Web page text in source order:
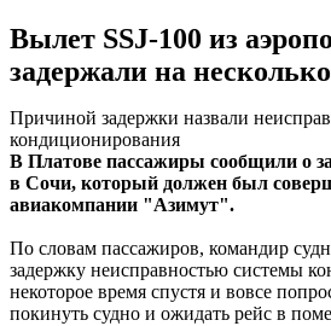
Вылет SSJ-100 из
задержали на
Причиной задержки назвали
кондиционирования
В Платове пассажиры сообщили о
в Сочи, который должен был
авиакомпании "Азимут".
По словам пассажиров, командир
задержку неисправностью системы
некоторое время спустя и вовсе
покинуть судно и ожидать рейс в